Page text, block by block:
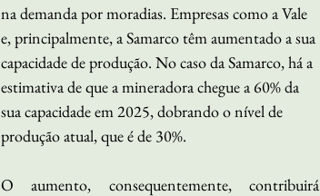
na demanda por moradias. Empresas como a Vale
e, principalmente, a Samarco têm aumentado a sua
capacidade de produção. No caso da Samarco, há a
estimativa de que a mineradora chegue a 60% da
sua capacidade em 2025, dobrando o nível de
produção atual, que é de 30%.
O aumento, consequentemente, contribuirá